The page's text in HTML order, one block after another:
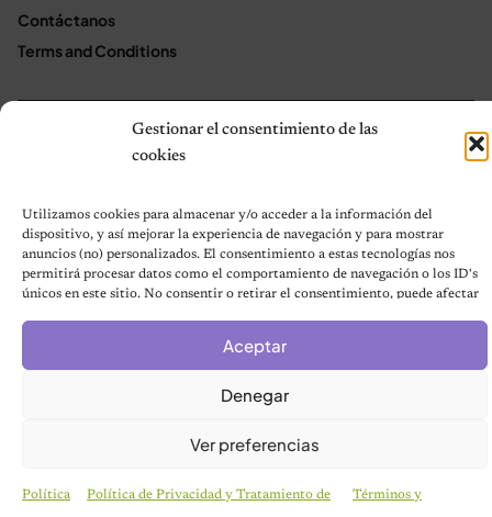
Gestionar el consentimiento de las
cookies
Utilizamos cookies para almacenar y/o acceder a la información del
dispositivo, y así mejorar la experiencia de navegación y para mostrar
anuncios (no) personalizados. El consentimiento a estas tecnologías nos
permitirá procesar datos como el comportamiento de navegación o los ID's
únicos en este sitio. No consentir o retirar el consentimiento, puede afectar
Aceptar
Denegar
Ver preferencias
Política Política de Privacidad y Tratamiento de Términos y
Contáctanos
Terms and Conditions
© 2026 Notas de Mascotas
Política de privacidad